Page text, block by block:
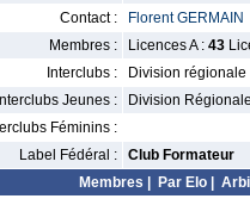
Contact :
Florent GERMAIN
Membres :
Licences A : 43
Interclubs :
Division régionale
Interclubs Jeunes :
Division
Féminins :
Label Fédéral :
Club Formateur
Membres
Par Elo